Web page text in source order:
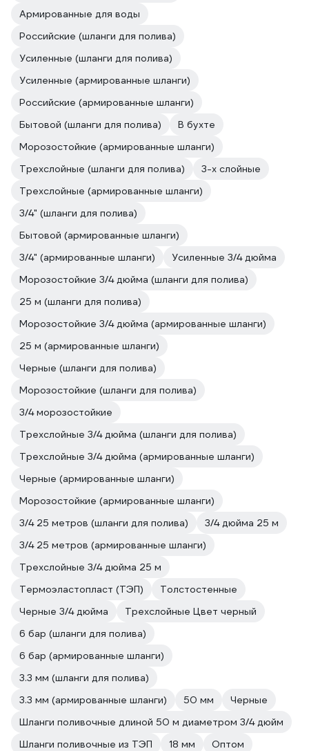
Армированные для воды
Российские (шланги для полива)
Усиленные (шланги для полива)
Усиленные (армированные шланги)
Российские (армированные шланги)
Бытовой (шланги для полива)
В бухте
Морозостойкие (армированные шланги)
Трехслойные (шланги для полива)
3-х слойные
Трехслойные (армированные шланги)
3/4" (шланги для полива)
Бытовой (армированные шланги)
3/4" (армированные шланги)
Усиленные 3/4 дюйма
Морозостойкие 3/4 дюйма (шланги для полива)
25 м (шланги для полива)
Морозостойкие 3/4 дюйма (армированные шланги)
25 м (армированные шланги)
Черные (шланги для полива)
Морозостойкие (шланги для полива)
3/4 морозостойкие
Трехслойные 3/4 дюйма (шланги для полива)
Трехслойные 3/4 дюйма (армированные шланги)
Черные (армированные шланги)
Морозостойкие (армированные шланги)
3/4 25 метров (шланги для полива)
3/4 дюйма 25 м
3/4 25 метров (армированные шланги)
Трехслойные 3/4 дюйма 25 м
Термоэластопласт (ТЭП)
Толстостенные
Черные 3/4 дюйма
Трехслойные Цвет черный
6 бар (шланги для полива)
6 бар (армированные шланги)
3.3 мм (шланги для полива)
3.3 мм (армированные шланги)
50 мм
Черные
Шланги поливочные длиной 50 м диаметром 3/4 дюйм
Шланги поливочные из ТЭП
18 мм Оптом